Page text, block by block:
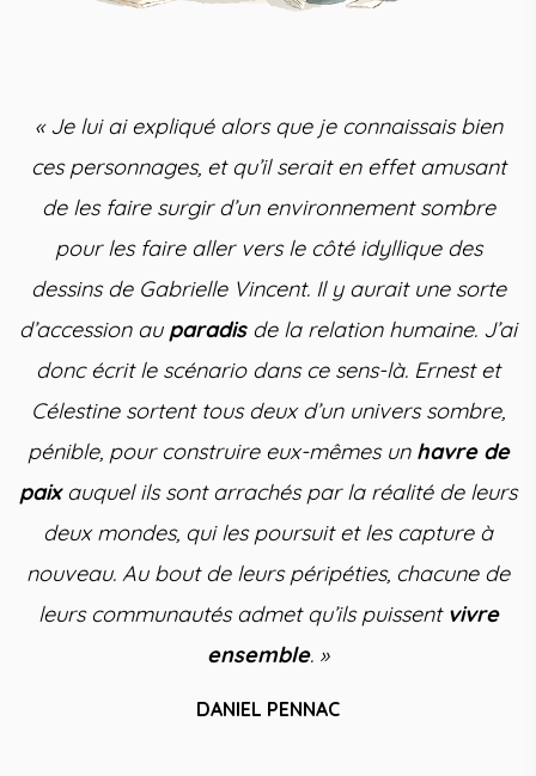
« Je lui ai expliqué alors que je connaissais bien
ces personnages, et qu’il serait en effet amusant
de les faire surgir d’un environnement sombre
pour les faire aller vers le côté idyllique des
dessins de Gabrielle Vincent. Il y aurait une sorte
d’accession au paradisde la relation humaine. J’ai
donc écrit le scénario dans ce sens-là. Ernest et
Célestine sortent tous deux d’un univers sombre,
pénible, pour construire eux-mêmes un havre de
paixauquel ils sont arrachés par la réalité de leurs
deux mondes, qui les poursuit et les capture à
nouveau. Au bout de leurs péripéties, chacune de
leurs communautés admet qu’ils puissent vivre
ensemble. »
DANIEL PENNAC